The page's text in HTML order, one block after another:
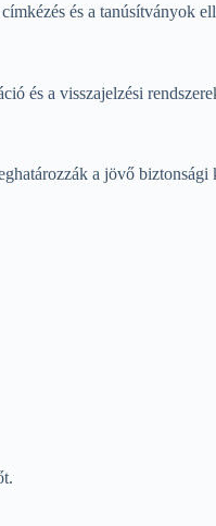
és a tanúsítványok
és a visszajelzési
a jövő biztonsági